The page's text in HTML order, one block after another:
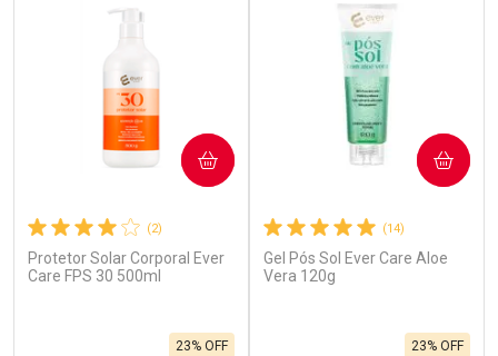
(2)
Protetor Solar Corporal Ever
Care FPS 30 500ml
23% OFF
COMPRAR
(14)
Gel Pós Sol Ever Care Aloe
Vera 120g
23% OFF
COMPRAR